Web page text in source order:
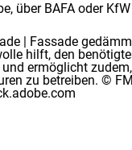
über BAFA oder KfW
hilft, den
ermöglicht
zu betreiben. ©